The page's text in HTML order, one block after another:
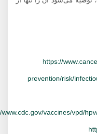
https://
prevention/risk/
https://www.cdc.gov/vaccines/